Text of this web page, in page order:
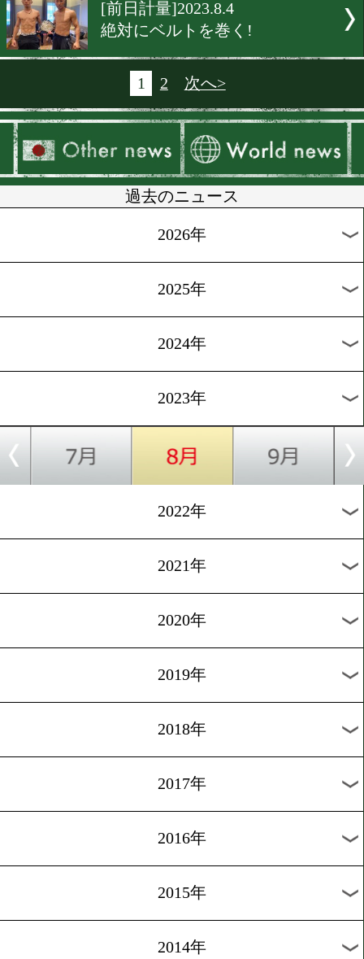
[前日計量]2023.8.5
前田稔輝に注目!
[前日計量]2023.8.5
辰吉寿以輝が帰ってくる!
[前日計量]2023.8.4
ミドル級! ド迫力の打ち合
期待!
[前日計量]2023.8.4
ールする」
絶対にベルトを巻く!
過去のニュース
2025年
2024年
2023年